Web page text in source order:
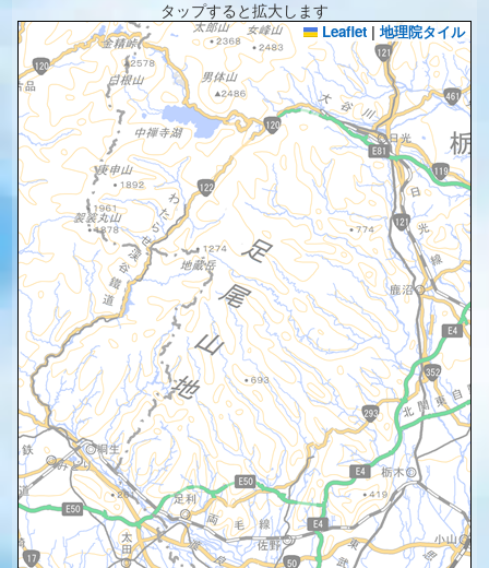
タップすると拡大します
Leaflet | 地理院タイル